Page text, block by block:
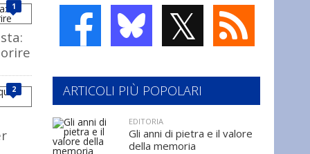
𝕏
1
2 ARTICOLI PIÙ POPOLARI
EDITORIA
Gli anni di pietra e il valore
della memoria